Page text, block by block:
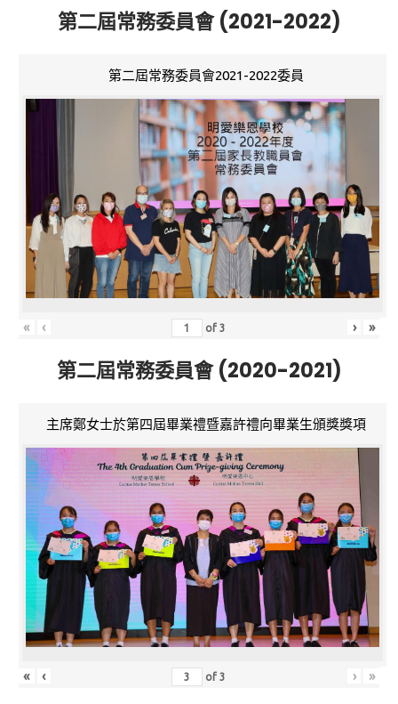
第二屆常務委員會 (2021-2022)
第二屆常務委員會2021-2022委員
« ‹ of3 › »
第二屆常務委員會 (2020-2021)
主席鄭女士於第四屆畢業禮暨嘉許禮向畢業生頒獎獎項
« ‹ of3 › »